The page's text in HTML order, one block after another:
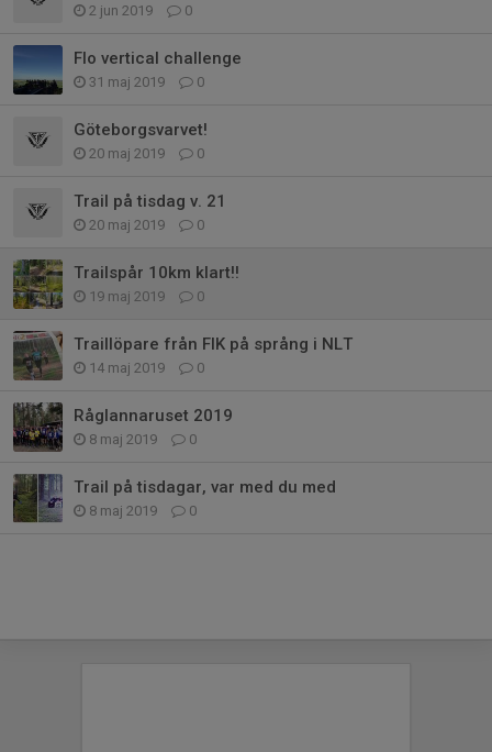
2 jun 2019 0
Flo vertical challenge
31 maj 2019 0
Göteborgsvarvet!
20 maj 2019 0
Trail på tisdag v. 21
20 maj 2019 0
Trailspår 10km klart!!
19 maj 2019 0
Traillöpare från FIK på språng i NLT
14 maj 2019 0
Råglannaruset 2019
8 maj 2019 0
Trail på tisdagar, var med du med
8 maj 2019 0